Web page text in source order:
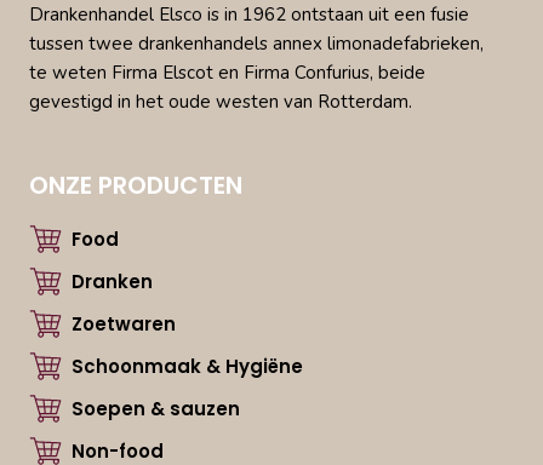
Drankenhandel Elsco is in 1962 ontstaan uit een fusie
tussen twee drankenhandels annex limonadefabrieken,
te weten Firma Elscot en Firma Confurius, beide
gevestigd in het oude westen van Rotterdam.
ONZE PRODUCTEN
Food
Dranken
Zoetwaren
Schoonmaak & Hygiëne
Soepen & sauzen
Non-food